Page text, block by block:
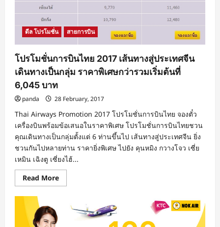
จอง
ดีล โปรโมชั่น สายการบิน
โปรโมชั่นการบินไทย 2017 เส้นทางสู่ประเทศจีน
เดินทางเป็นกลุ่ม ราคาพิเศษกว่ารวมเริ่มต้นที่
6,045 บาท
panda 28 February, 2017
Thai Airways Promotion 2017 โปรโมชั่นการบินไทย จองตั๋ว
เครื่องบินพร้อมข้อเสนอในราคาพิเศษ โปรโมชั่นการบินไทยชวน
คุณเดินทางเป็นกลุ่มตั้งแต่ 6 ท่านขึ้นไป เส้นทางสู่ประเทศจีน ยิ่ง
ชวนกันไปหลายท่าน ราคายิ่งพิเศษ ไปยัง คุนหมิง กวางโจว เซี่ย
เหมิน เฉิงตู เซี่ยงไฮ้...
Read MoreRead
more